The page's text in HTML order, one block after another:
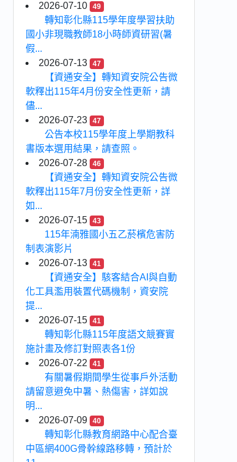
2026-07-10
49
轉知彰化縣115學年度學習扶助
國小非現職教師18小時師資研習(暑
假...
2026-07-13
47
【資通安全】轉知資安院公告微
軟釋出115年4月份安全性更新，請
儘...
2026-07-23
47
公告本校115學年度上學期教科
書版本選用結果，請查照。
2026-07-28
46
【資通安全】轉知資安院公告微
軟釋出115年7月份安全性更新，詳
如...
2026-07-15
43
115年湳雅國小五乙菸檳危害防
制表演影片
2026-07-13
41
【資通安全】駭客結合AI與自動
化工具濫用裝置代碼機制，資安院
提...
2026-07-15
41
轉知彰化縣115年度語文競賽實
施計畫及修訂對照表各1份
2026-07-22
41
有關暑假期間學生從事戶外活動
請留意避免中暑、熱傷害，詳如說
明...
2026-07-09
40
轉知彰化縣教育網路中心配合臺
中區網400G骨幹線路移轉，預計於